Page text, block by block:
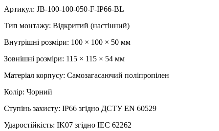
Артикул: JB-100-100-050-F-IP66-BL
Тип монтажу: Відкритий (настінний)
Внутрішні розміри: 100 × 100 × 50 мм
Зовнішні розміри: 115 × 115 × 54 мм
Матеріал корпусу: Самозагасаючий поліпропілен
Колір: Чорний
Ступінь захисту: IP66 згідно ДСТУ EN 60529
Ударостійкість: IK07 згідно IEC 62262